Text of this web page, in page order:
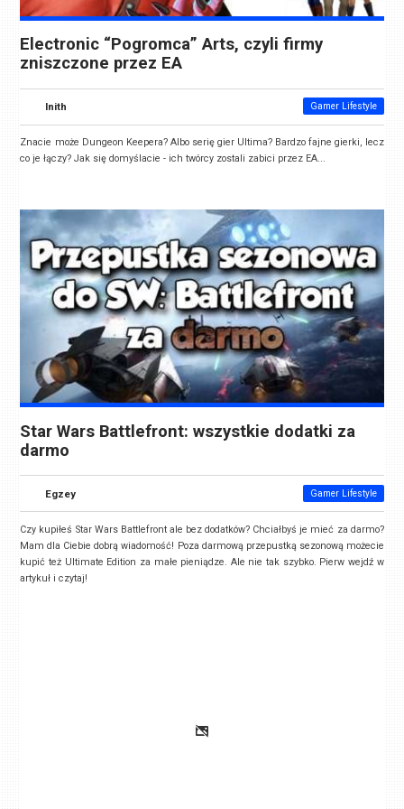
Electronic “Pogromca” Arts, czyli firmy
zniszczone przez EA
Inith Gamer Lifestyle
Znacie może Dungeon Keepera? Albo serię gier Ultima? Bardzo fajne gierki, lecz
co je łączy? Jak się domyślacie - ich twórcy zostali zabici przez EA...
Star Wars Battlefront: wszystkie dodatki za
darmo
Egzey Gamer Lifestyle
Czy kupiłeś Star Wars Battlefront ale bez dodatków? Chciałbyś je mieć za darmo?
Mam dla Ciebie dobrą wiadomość! Poza darmową przepustką sezonową możecie
kupić też Ultimate Edition za małe pieniądze. Ale nie tak szybko. Pierw wejdź w
artykuł i czytaj!